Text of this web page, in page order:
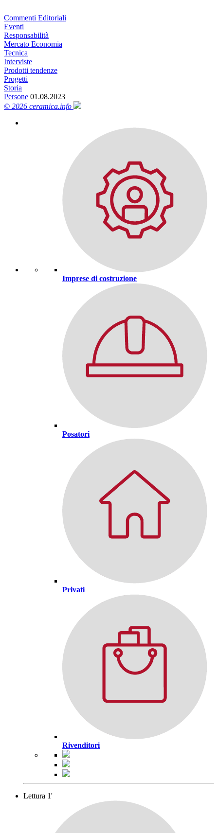
Commenti Editoriali
Eventi
Responsabilità
Mercato Economia
Tecnica
Interviste
Prodotti tendenze
Progetti
Storia
Persone 01.08.2023
© 2026 ceramica.info
Imprese di costruzione
Posatori
Privati
Rivenditori
Lettura 1'